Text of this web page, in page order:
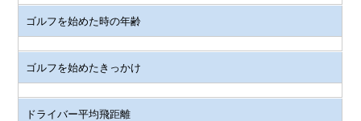
ゴルフを始めた時の年齢
ゴルフを始めたきっかけ
ドライバー平均飛距離